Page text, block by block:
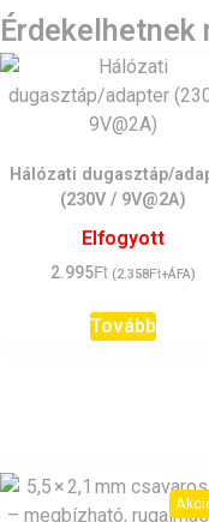
Érdekelhetnek
Hálózati dugasztáp/
(230V / 9V@2A)
Elfogyott
2.995Ft (2.358Ft+ÁFA)
Tovább